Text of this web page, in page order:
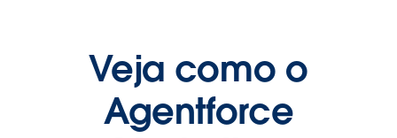
Veja como o
Agentforce